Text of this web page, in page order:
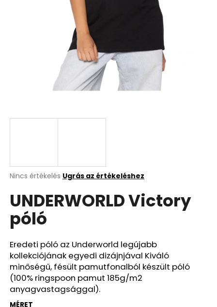
A
átlagos
értékelése
ből
0,0
csillag.
Nincs értékelés Ugrás az értékeléshez
UNDERWORLD Victory
póló
Eredeti póló az Underworld legújabb
kollekciójának egyedi dizájnjával Kiváló
minőségű, fésült pamutfonalból készült póló
(100% ringspoon pamut 185g/m2
anyagvastagsággal).
MÉRET